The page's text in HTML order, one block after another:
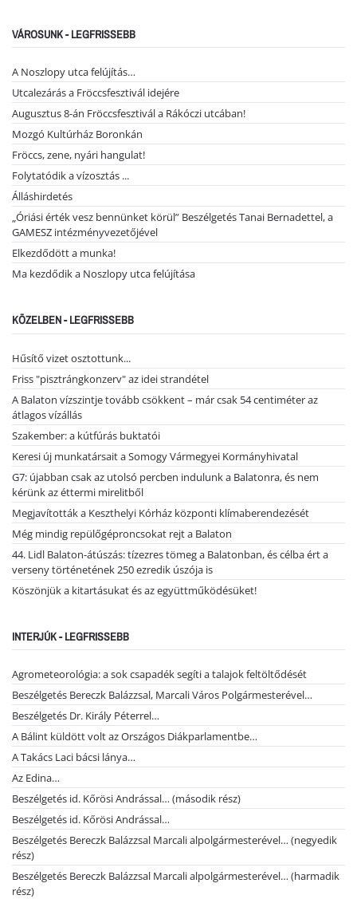
VÁROSUNK - LEGFRISSEBB
A Noszlopy utca felújítás…
Utcalezárás a Fröccsfesztivál idejére
Augusztus 8-án Fröccsfesztivál a Rákóczi utcában!
Mozgó Kultúrház Boronkán
Fröccs, zene, nyári hangulat!
Folytatódik a vízosztás ...
Álláshirdetés
„Óriási érték vesz bennünket körül” Beszélgetés Tanai Bernadettel, a
GAMESZ intézményvezetőjével
Elkezdődött a munka!
Ma kezdődik a Noszlopy utca felújítása
KÖZELBEN - LEGFRISSEBB
Hűsítő vizet osztottunk...
Friss "pisztrángkonzerv" az idei strandétel
A Balaton vízszintje tovább csökkent – már csak 54 centiméter az
átlagos vízállás
Szakember: a kútfúrás buktatói
Keresi új munkatársait a Somogy Vármegyei Kormányhivatal
G7: újabban csak az utolsó percben indulunk a Balatonra, és nem
kérünk az éttermi mirelitből
Megjavították a Keszthelyi Kórház központi klímaberendezését
Még mindig repülőgéproncsokat rejt a Balaton
44. Lidl Balaton-átúszás: tízezres tömeg a Balatonban, és célba ért a
verseny történetének 250 ezredik úszója is
Köszönjük a kitartásukat és az együttműködésüket!
INTERJÚK - LEGFRISSEBB
Agrometeorológia: a sok csapadék segíti a talajok feltöltődését
Beszélgetés Bereczk Balázzsal, Marcali Város Polgármesterével…
Beszélgetés Dr. Király Péterrel…
A Bálint küldött volt az Országos Diákparlamentbe…
A Takács Laci bácsi lánya…
Az Edina…
Beszélgetés id. Kőrösi Andrással… (második rész)
Beszélgetés id. Kőrösi Andrással…
Beszélgetés Bereczk Balázzsal Marcali alpolgármesterével… (negyedik
rész)
Beszélgetés Bereczk Balázzsal Marcali alpolgármesterével… (harmadik
rész)